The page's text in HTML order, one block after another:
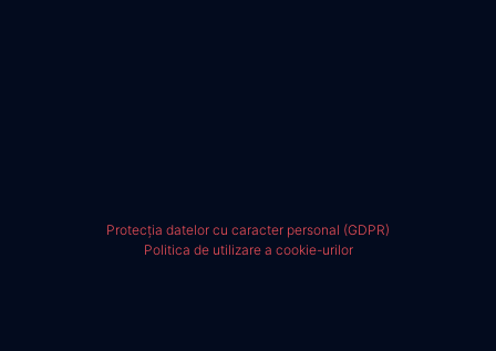
Protecția datelor cu caracter personal (GDPR)
Politica de utilizare a cookie-urilor